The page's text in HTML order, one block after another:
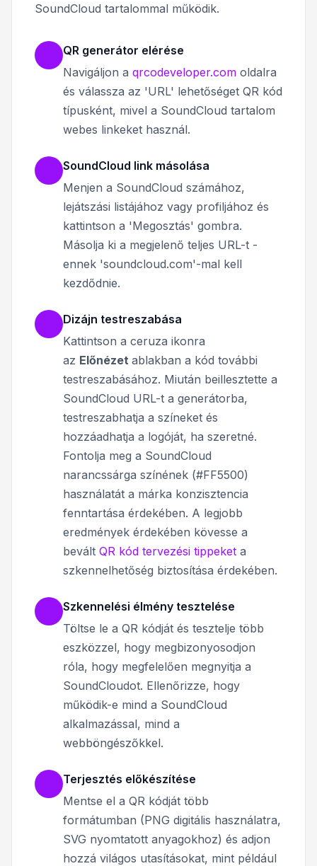
SoundCloud tartalommal működik.
QR generátor elérése
Navigáljon a qrcodeveloper.com oldalra
és válassza az 'URL' lehetőséget QR kód
típusként, mivel a SoundCloud tartalom
webes linkeket használ.
SoundCloud link másolása
Menjen a SoundCloud számához,
lejátszási listájához vagy profiljához és
kattintson a 'Megosztás' gombra.
Másolja ki a megjelenő teljes URL-t -
ennek 'soundcloud.com'-mal kell
kezdődnie.
Dizájn testreszabása
Kattintson a ceruza ikonra
az Előnézet ablakban a kód további
testreszabásához. Miután beillesztette a
SoundCloud URL-t a generátorba,
testreszabhatja a színeket és
hozzáadhatja a logóját, ha szeretné.
Fontolja meg a SoundCloud
narancssárga színének (#FF5500)
használatát a márka konzisztencia
fenntartása érdekében. A legjobb
eredmények érdekében kövesse a
bevált QR kód tervezési tippeket a
szkennelhetőség biztosítása érdekében.
Szkennelési élmény tesztelése
Töltse le a QR kódját és tesztelje több
eszközzel, hogy megbizonyosodjon
róla, hogy megfelelően megnyitja a
SoundCloudot. Ellenőrizze, hogy
működik-e mind a SoundCloud
alkalmazással, mind a
webböngészőkkel.
Terjesztés előkészítése
Mentse el a QR kódját több
formátumban (PNG digitális használatra,
SVG nyomtatott anyagokhoz) és adjon
hozzá világos utasításokat, mint például